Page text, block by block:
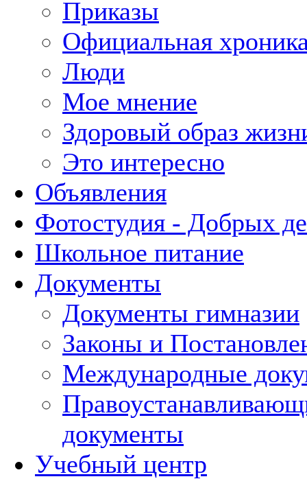
Приказы
Официальная
Люди
Мое мнение
Здоровый образ
Это интересно
Объявления
Фотостудия - Добрых
Школьное питание
Документы
Документы гимназии
Законы и
Международные
документы
Учебный центр